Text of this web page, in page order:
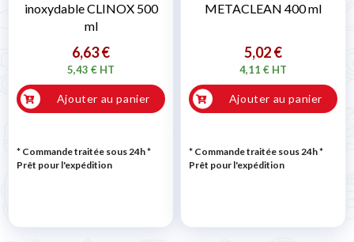
inoxydable CLINOX 500
ml
6,63 €
5,43 € HT
Ajouter au panier
* Commande traitée sous 24h*
Prêt pour l'expédition
METACLEAN 400 ml
5,02 €
4,11 € HT
Ajouter au panier
* Commande traitée sous 24h*
Prêt pour l'expédition